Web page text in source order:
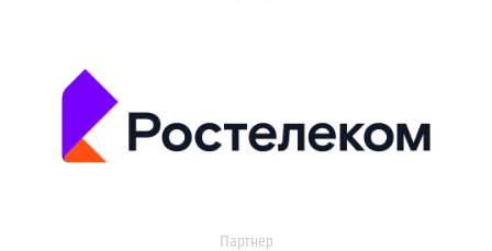
Партнер